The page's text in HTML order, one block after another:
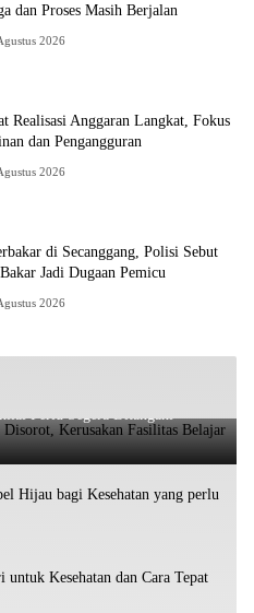
dan Proses Masih Berjalan
2026
Realisasi Anggaran Langkat, Fokus
dan Pengangguran
2026
di Secanggang, Polisi Sebut
Jadi Dugaan Pemicu
2026
Sei Lepan Disorot, Kerusakan
Perlu Segera Ditangani
Hijau bagi Kesehatan yang perlu
untuk Kesehatan dan Cara Tepat